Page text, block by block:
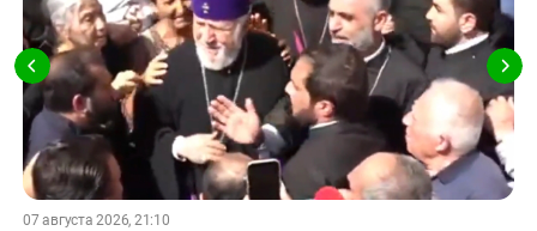
07 августа 2026, 21:10